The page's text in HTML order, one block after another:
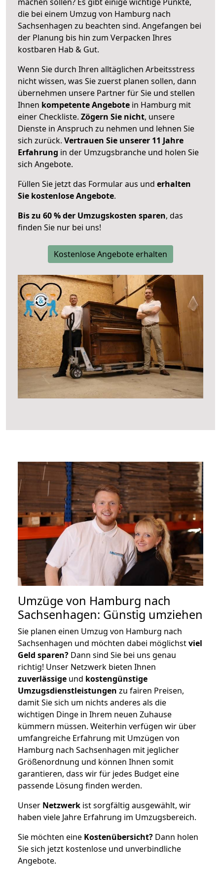
die bei einem Umzug von Hamburg nach
Sachsenhagen zu beachten sind. Angefangen bei
der Planung bis hin zum Verpacken Ihres
kostbaren Hab & Gut.
Wenn Sie durch Ihren alltäglichen Arbeitsstress
nicht wissen, was Sie zuerst planen sollen, dann
übernehmen unsere Partner für Sie und stellen
Ihnen kompetente Angebote in Hamburg mit
einer Checkliste. Zögern Sie nicht, unsere
Dienste in Anspruch zu nehmen und lehnen Sie
sich zurück. Vertrauen Sie unserer 11 Jahre
Erfahrung in der Umzugsbranche und holen Sie
sich Angebote.
Füllen Sie jetzt das Formular aus und erhalten
Sie kostenlose Angebote.
Bis zu 60 % der Umzugskosten sparen, das
finden Sie nur bei uns!
Kostenlose Angebote erhalten
Umzüge von Hamburg nach
Sachsenhagen: Günstig umziehen
Sie planen einen Umzug von Hamburg nach
Sachsenhagen und möchten dabei möglichstviel
Geld sparen? Dann sind Sie bei uns genau
richtig! Unser Netzwerk bieten Ihnen
zuverlässige und kostengünstige
Umzugsdienstleistungen zu fairen Preisen,
damit Sie sich um nichts anderes als die
wichtigen Dinge in Ihrem neuen Zuhause
kümmern müssen. Weiterhin verfügen wir über
umfangreiche Erfahrung mit Umzügen von
Hamburg nach Sachsenhagen mit jeglicher
Größenordnung und können Ihnen somit
garantieren, dass wir für jedes Budget eine
passende Lösung finden werden.
Unser Netzwerk ist sorgfältig ausgewählt, wir
haben viele Jahre Erfahrung im Umzugsbereich.
Sie möchten eine Kostenübersicht? Dann holen
Sie sich jetzt kostenlose und unverbindliche
Angebote.